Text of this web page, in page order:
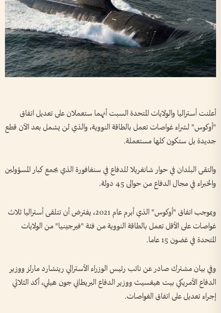
أعلنت أستراليا والولايات المتحدة السبت أنهما ستعملان على تعديل اتفاق
"أوكوس" لشراء غواصات تعمل بالطاقة النووية، والذي لن يشمل بعد الآن قطع
جديدة بل ستكون كلها مستعملة.
والتقى البلدان في حوار شانغريلا للدفاع في سنغافورة الذي يجمع كبار المسؤولين
والخبراء في مجال الدفاع من حوالى 45 دولة.
وبموجب اتفاق "أوكوس" الذي أبرم عام 2021، يفترض أن تتلقى أستراليا ثلاث
غواصات على الأقل تعمل بالطاقة النووية من فئة "فيرجينيا" من الولايات
المتحدة في غضون 15 عاما.
وفي بيان مشترك صادر عن نائب رئيس الوزراء الأسترالي ريتشارد مارلز ووزير
الدفاع الأمريكي بيت هيغسيث ووزير الدفاع البريطاني جون هيلي، أكد الثلاثي
إجراء تعديل على اتفاق الغواصات.